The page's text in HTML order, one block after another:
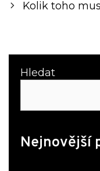
navigation
Kolik toho
Hledat
Nejnovější